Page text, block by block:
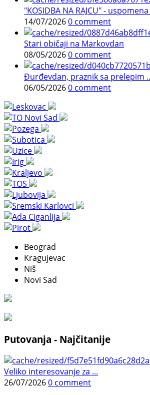
"KOSIDBA NA RAJCU" -
14/07/20260 comment
Stari običaji na Markovdan
08/05/20260 comment
Đurđevdan, praznik sa prelepim
06/05/20260 comment
Beograd
Kragujevac
Niš
Novi Sad
Putovanja - Najčitanije
Veliko interesovanje za ...
26/07/20260 comment